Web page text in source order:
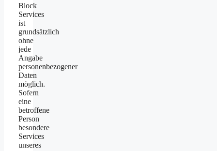
Block
Services
ist
grundsätzlich
ohne
jede
Angabe
personenbezogener
Daten
möglich.
Sofern
eine
betroffene
Person
besondere
Services
unseres